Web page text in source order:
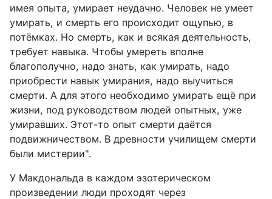
имея опыта, умирает неудачно. Человек не умеет
умирать, и смерть его происходит ощупью, в
потёмках. Но смерть, как и всякая деятельность,
требует навыка. Чтобы умереть вполне
благополучно, надо знать, как умирать, надо
приобрести навык умирания, надо выучиться
смерти. А для этого необходимо умирать ещё при
жизни, под руководством людей опытных, уже
умиравших. Этот-то опыт смерти даётся
подвижничеством. В древности училищем смерти
были мистерии".
У Макдональда в каждом эзотерическом
произведении люди проходят через